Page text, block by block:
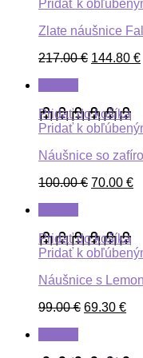
Pridať k
Zlate náušnice
217.00€ 144.80 €
Pridať do košíka
Pridať k
Náušnice so
100.00€ 70.00 €
Pridať do košíka
Pridať k
Náušnice s
99.00€ 69.30 €